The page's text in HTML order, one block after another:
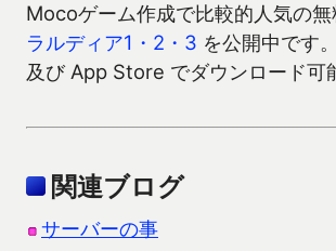
Mocoゲーム作成で比較的人気の無
ラルディア1・2・3 を公開中です
及び App Store でダウンロード可
関連ブログ
サーバーの事